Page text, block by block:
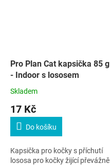
Pro Plan Cat kapsička 85 g
- Indoor s lososem
Skladem
17 Kč
Do košíku
Kapsička pro kočky s příchutí
lososa pro kočky žijící převážně